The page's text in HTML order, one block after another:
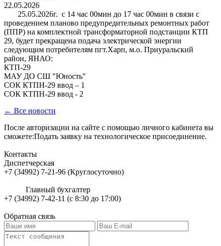
22.05.2026
25.05.2026г. с 14 час 00мин до 17 час 00мин в связи с
проведением планово предупредительных ремонтных работ
(ППР) на комплектной трансформаторной подстанции КТП
29, будет прекращена подача электрической энергии
следующим потребителям пгт.Харп, м.о. Приуральский
район, ЯНАО:
КТП-29
МАУ ДО СШ "Юность"
СОК КТПН-29 ввод – 1
СОК КТПН-29 ввод - 2
← Все новости
После авторизации на сайте с помощью личного кабинета вы
сможете:Подать заявку на технологическое присоединение.
Контакты
Диспетчерская
+7 (34992) 7-21-96 (Круглосуточно)
Главный бухгалтер
+7 (34992) 7-42-11 (с 8:30 до 17:00)
Обратная связь